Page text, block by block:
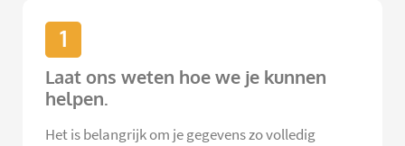
1
Laat ons weten hoe we je kunnen
helpen.
Het is belangrijk om je gegevens zo volledig